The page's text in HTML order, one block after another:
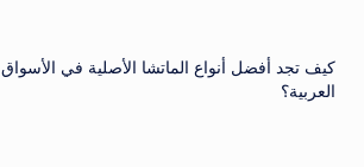
كيف تجد أفضل أنواع الماتشا الأصلية في الأسواق
العربية؟